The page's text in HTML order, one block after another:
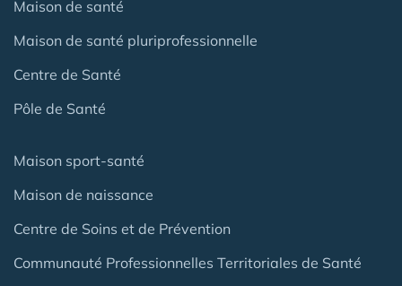
Maison de santé
Maison de santé pluriprofessionnelle
Centre de Santé
Pôle de Santé
Maison sport-santé
Maison de naissance
Centre de Soins et de Prévention
Communauté Professionnelles Territoriales de Santé